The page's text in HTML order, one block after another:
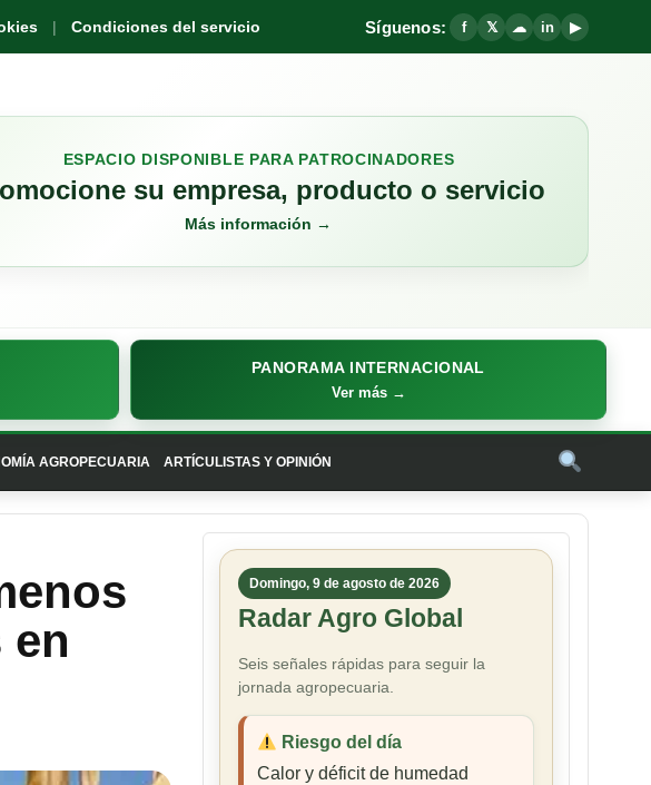
Condiciones del servicio Síguenos: f 𝕏 ☁ in ▶
ESPACIO DISPONIBLE PARA PATROCINADORES
su empresa, producto o servicio
Más información →
PANORAMA INTERNACIONAL
Ver más →
AGROPECUARIA ARTÍCULISTAS Y OPINIÓN
Domingo, 9 de agosto de 2026
Radar Agro Global
Seis señales rápidas para seguir la
jornada agropecuaria.
Riesgo del día
Calor y déficit de humedad